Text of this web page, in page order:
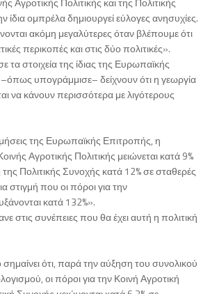
ομπρέλα δημιουργεί εύλογες ανησυχίες.
ακόμη μεγαλύτερες όταν βλέπουμε ότι
περικοπές και στις δύο πολιτικές».
τα στοιχεία της ίδιας της Ευρωπαϊκής
υπογράμμισε– δείχνουν ότι η γεωργία
να κάνουν περισσότερα με λιγότερους
της Ευρωπαϊκής Επιτροπής, η
Αγροτικής Πολιτικής μειώνεται κατά 9%
Πολιτικής Συνοχής κατά 12% σε σταθερές
στιγμή που οι πόροι για την
κατά 132%».
στις συνέπειες που θα έχει αυτή η πολιτική
ότι, παρά την αύξηση του συνολικού
οι πόροι για την Κοινή Αγροτική